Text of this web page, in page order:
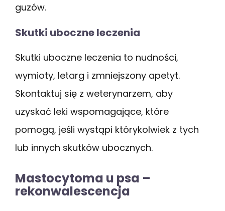
guzów.
Skutki uboczne leczenia
Skutki uboczne leczenia to nudności,
wymioty, letarg i zmniejszony apetyt.
Skontaktuj się z weterynarzem, aby
uzyskać leki wspomagające, które
pomogą, jeśli wystąpi którykolwiek z tych
lub innych skutków ubocznych.
Mastocytoma u psa –
rekonwalescencja